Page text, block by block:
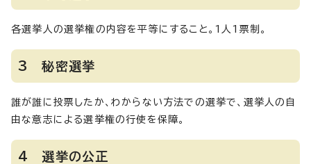
各選挙人の選挙権の内容を平等にすること。1人1票制。
3 秘密選挙
誰が誰に投票したか、わからない方法での選挙で、選挙人の自
由な意志による選挙権の行使を保障。
4 選挙の公正